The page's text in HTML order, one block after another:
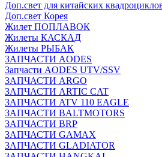
Доп.свет для китайских
Доп.свет Корея
Жилет ПОПЛАВОК
Жилеты КАСКАД
Жилеты РЫБАК
ЗАПЧАСТИ AODES
Запчасти AODES UTV/SSV
ЗАПЧАСТИ ARGO
ЗАПЧАСТИ ARTIC CAT
ЗАПЧАСТИ ATV 110 EAGLE
ЗАПЧАСТИ BALTMOTORS
ЗАПЧАСТИ BRP
ЗАПЧАСТИ GAMAX
ЗАПЧАСТИ GLADIATOR